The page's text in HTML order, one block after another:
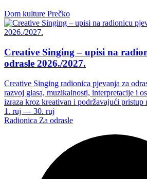
Dom kulture Prečko
Creative Singing – upisi na
odrasle 2026./2027.
Creative Singing radionica pjevanja za
razvoj glasa, muzikalnosti, interpretacije i
izraza kroz kreativan i podržavajući pristup
1. ruj — 30. ruj
Radionica Za odrasle